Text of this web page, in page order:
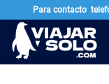
Ir al contenido principal
Para contacto